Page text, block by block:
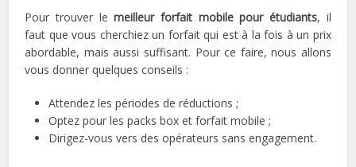
Pour trouver le meilleur forfait mobile pour étudiants, il
faut que vous cherchiez un forfait qui est à la fois à un prix
abordable, mais aussi suffisant. Pour ce faire, nous allons
vous donner quelques conseils :
Attendez les périodes de réductions ;
Optez pour les packs box et forfait mobile ;
Dirigez-vous vers des opérateurs sans engagement.